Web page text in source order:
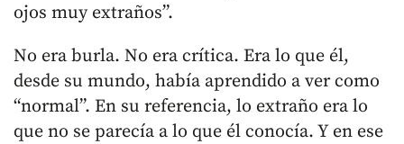
ojos muy extraños”.
No era burla. No era crítica. Era lo que él,
desde su mundo, había aprendido a ver como
“normal”. En su referencia, lo extraño era lo
que no se parecía a lo que él conocía. Y en ese